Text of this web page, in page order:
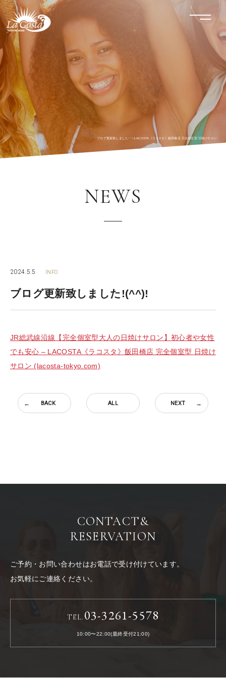
ブログ更新致しました･･･-LACOSTA《ラコスタ》飯田橋店 完全個室型 日焼けサロン
NEWS
2024.5.5 INFO
ブログ更新致しました!(^^)!
JR総武線沿線【完全個室型大人の日焼けサロン】初心者や女性
でも安心 – LACOSTA《ラコスタ》飯田橋店 完全個室型 日焼け
サロン (lacosta-tokyo.com)
BACK ALL NEXT
CONTACT&
RESERVATION
ご予約・お問い合わせはお電話で受け付けています。
お気軽にご連絡ください。
TEL. 03-3261-5578
10:00〜22:00(最終受付21:00)
menu